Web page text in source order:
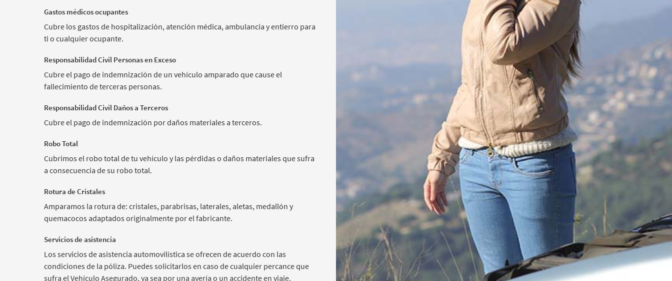
Gastos médicos ocupantes
Cubre los gastos de hospitalización, atención médica, ambulancia y entierro para
ti o cualquier ocupante.
Responsabilidad Civil Personas en Exceso
Cubre el pago de indemnización de un vehículo amparado que cause el
fallecimiento de terceras personas.
Responsabilidad Civil Daños a Terceros
Cubre el pago de indemnización por daños materiales a terceros.
Robo Total
Cubrimos el robo total de tu vehículo y las pérdidas o daños materiales que sufra
a consecuencia de su robo total.
Rotura de Cristales
Amparamos la rotura de: cristales, parabrisas, laterales, aletas, medallón y
quemacocos adaptados originalmente por el fabricante.
Servicios de asistencia
Los servicios de asistencia automovilística se ofrecen de acuerdo con las
condiciones de la póliza. Puedes solicitarlos en caso de cualquier percance que
sufra el Vehículo Asegurado, ya sea por una avería o un accidente en viaje.